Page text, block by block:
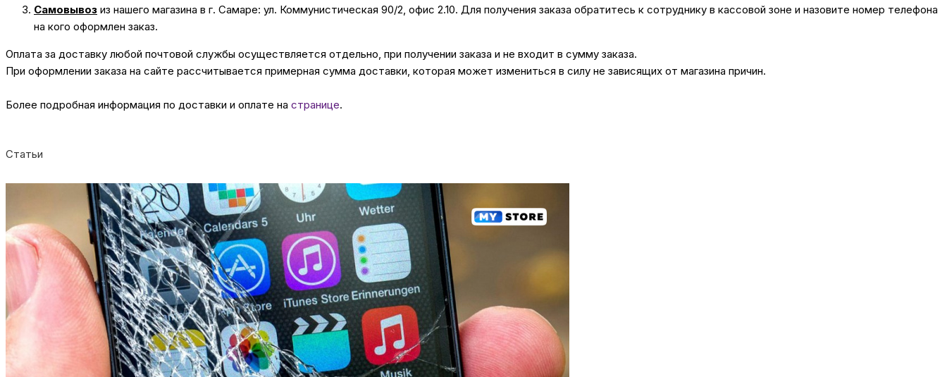
Самовывоз из нашего магазина в г. Самаре: ул. Коммунистическая 90/2, офис 2.10. Для получения заказа обратитесь к сотруднику в кассовой зоне и назовите номер телефона
на кого оформлен заказ.
Оплата за доставку любой почтовой службы осуществляется отдельно, при получении заказа и не входит в сумму заказа.
При оформлении заказа на сайте рассчитывается примерная сумма доставки, которая может измениться в силу не зависящих от магазина причин.
Более подробная информация по доставки и оплате на странице.
Статьи